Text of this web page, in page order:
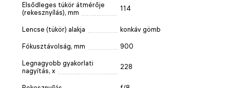
Elsődleges tükör átmérője
(rekesznyílás), mm
114
Lencse (tükör) alakja konkáv gömb
Fókusztávolság, mm 900
Legnagyobb gyakorlati
nagyítás, x
228